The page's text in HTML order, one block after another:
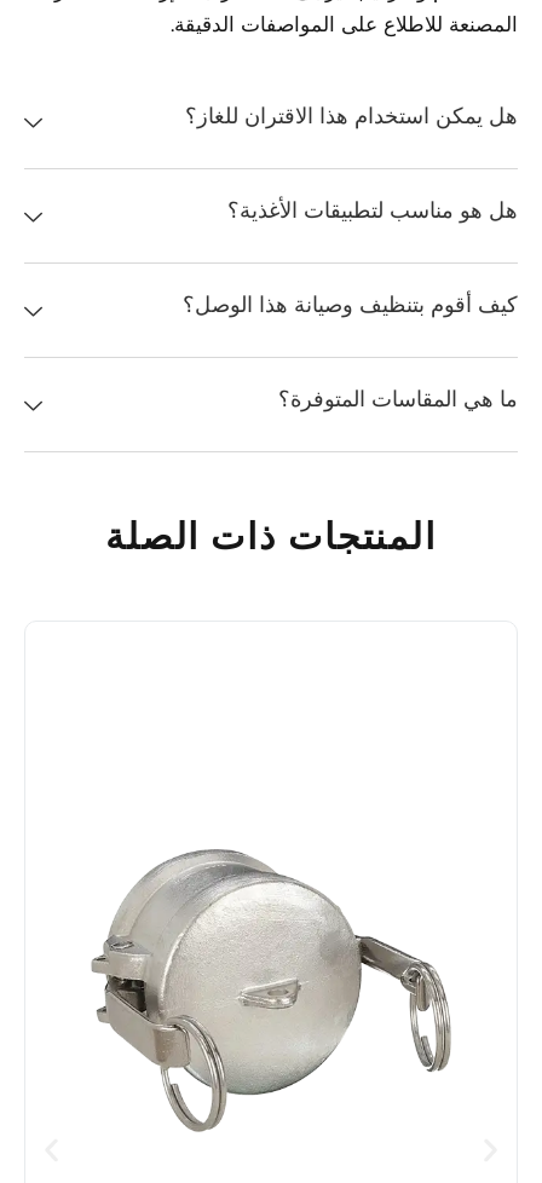
المصنعة للاطلاع على المواصفات الدقيقة.
هل يمكن استخدام هذا الاقتران للغاز؟
هل هو مناسب لتطبيقات الأغذية؟
كيف أقوم بتنظيف وصيانة هذا الوصل؟
ما هي المقاسات المتوفرة؟
المنتجات ذات الصلة